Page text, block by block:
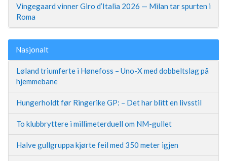
Vingegaard vinner Giro d’Italia 2026 — Milan tar spurten i
Roma
Nasjonalt
Løland triumferte i Hønefoss – Uno-X med dobbeltslag på
hjemmebane
Hungerholdt før Ringerike GP: – Det har blitt en livsstil
To klubbryttere i millimeterduell om NM-gullet
Halve gullgruppa kjørte feil med 350 meter igjen